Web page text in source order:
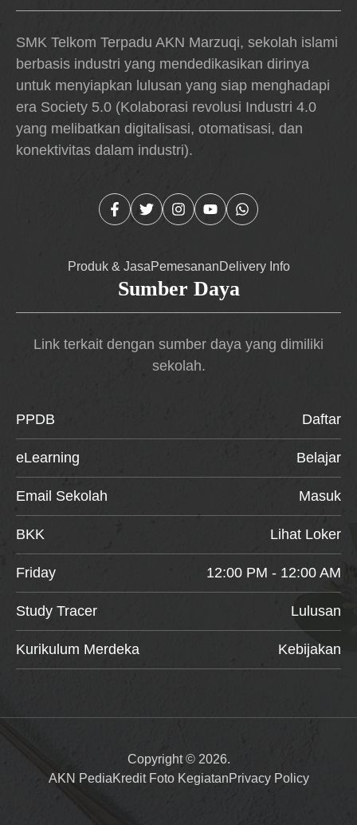
SMK Telkom Terpadu AKN Marzuqi, sekolah islami
berbasis industri yang mendedikasikan dirinya
untuk menyiapkan lulusan yang siap menghadapi
era Society 5.0 (Kolaborasi revolusi Industri 4.0
yang melibatkan digitalisasi, otomatisasi, dan
konektivitas dalam industri).
Produk & JasaPemesananDelivery Info
Sumber Daya
Link terkait dengan sumber daya yang dimiliki
sekolah.
PPDB Daftar
eLearning Belajar
Email Sekolah Masuk
BKK Lihat Loker
Friday 12:00 PM - 12:00 AM
Study Tracer Lulusan
Kurikulum Merdeka Kebijakan
Copyright © 2026.
AKN PediaKredit Foto KegiatanPrivacy Policy